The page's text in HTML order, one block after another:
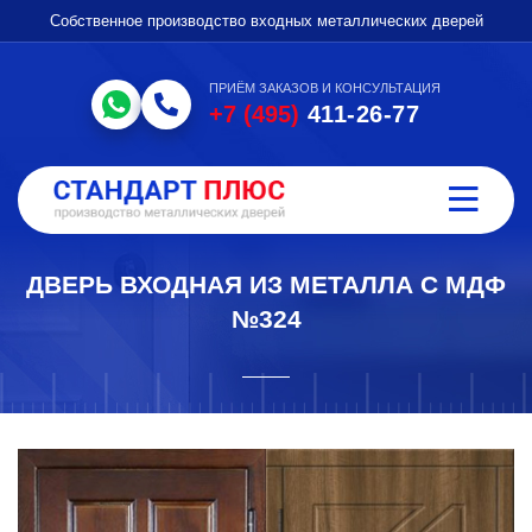
Собственное производство входных металлических дверей
ПРИЁМ ЗАКАЗОВ И КОНСУЛЬТАЦИЯ
+7 (495) 411-26-77
ДВЕРЬ ВХОДНАЯ ИЗ МЕТАЛЛА С МДФ
№324